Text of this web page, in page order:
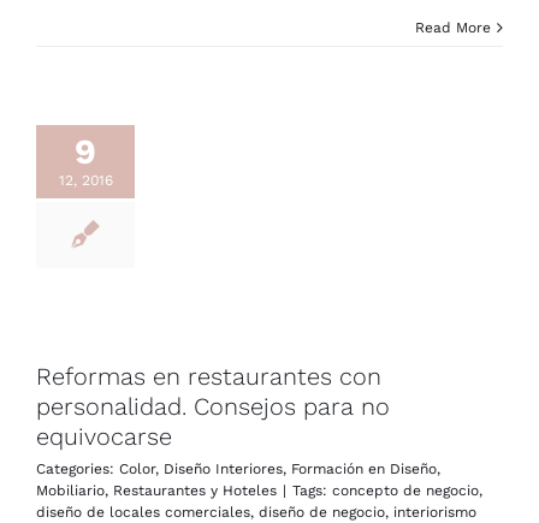
Read More
9
12, 2016
Reformas en restaurantes con
personalidad. Consejos para no
equivocarse
Categories: Color, Diseño Interiores, Formación en Diseño,
Mobiliario, Restaurantes y Hoteles | Tags: concepto de negocio,
diseño de locales comerciales, diseño de negocio, interiorismo